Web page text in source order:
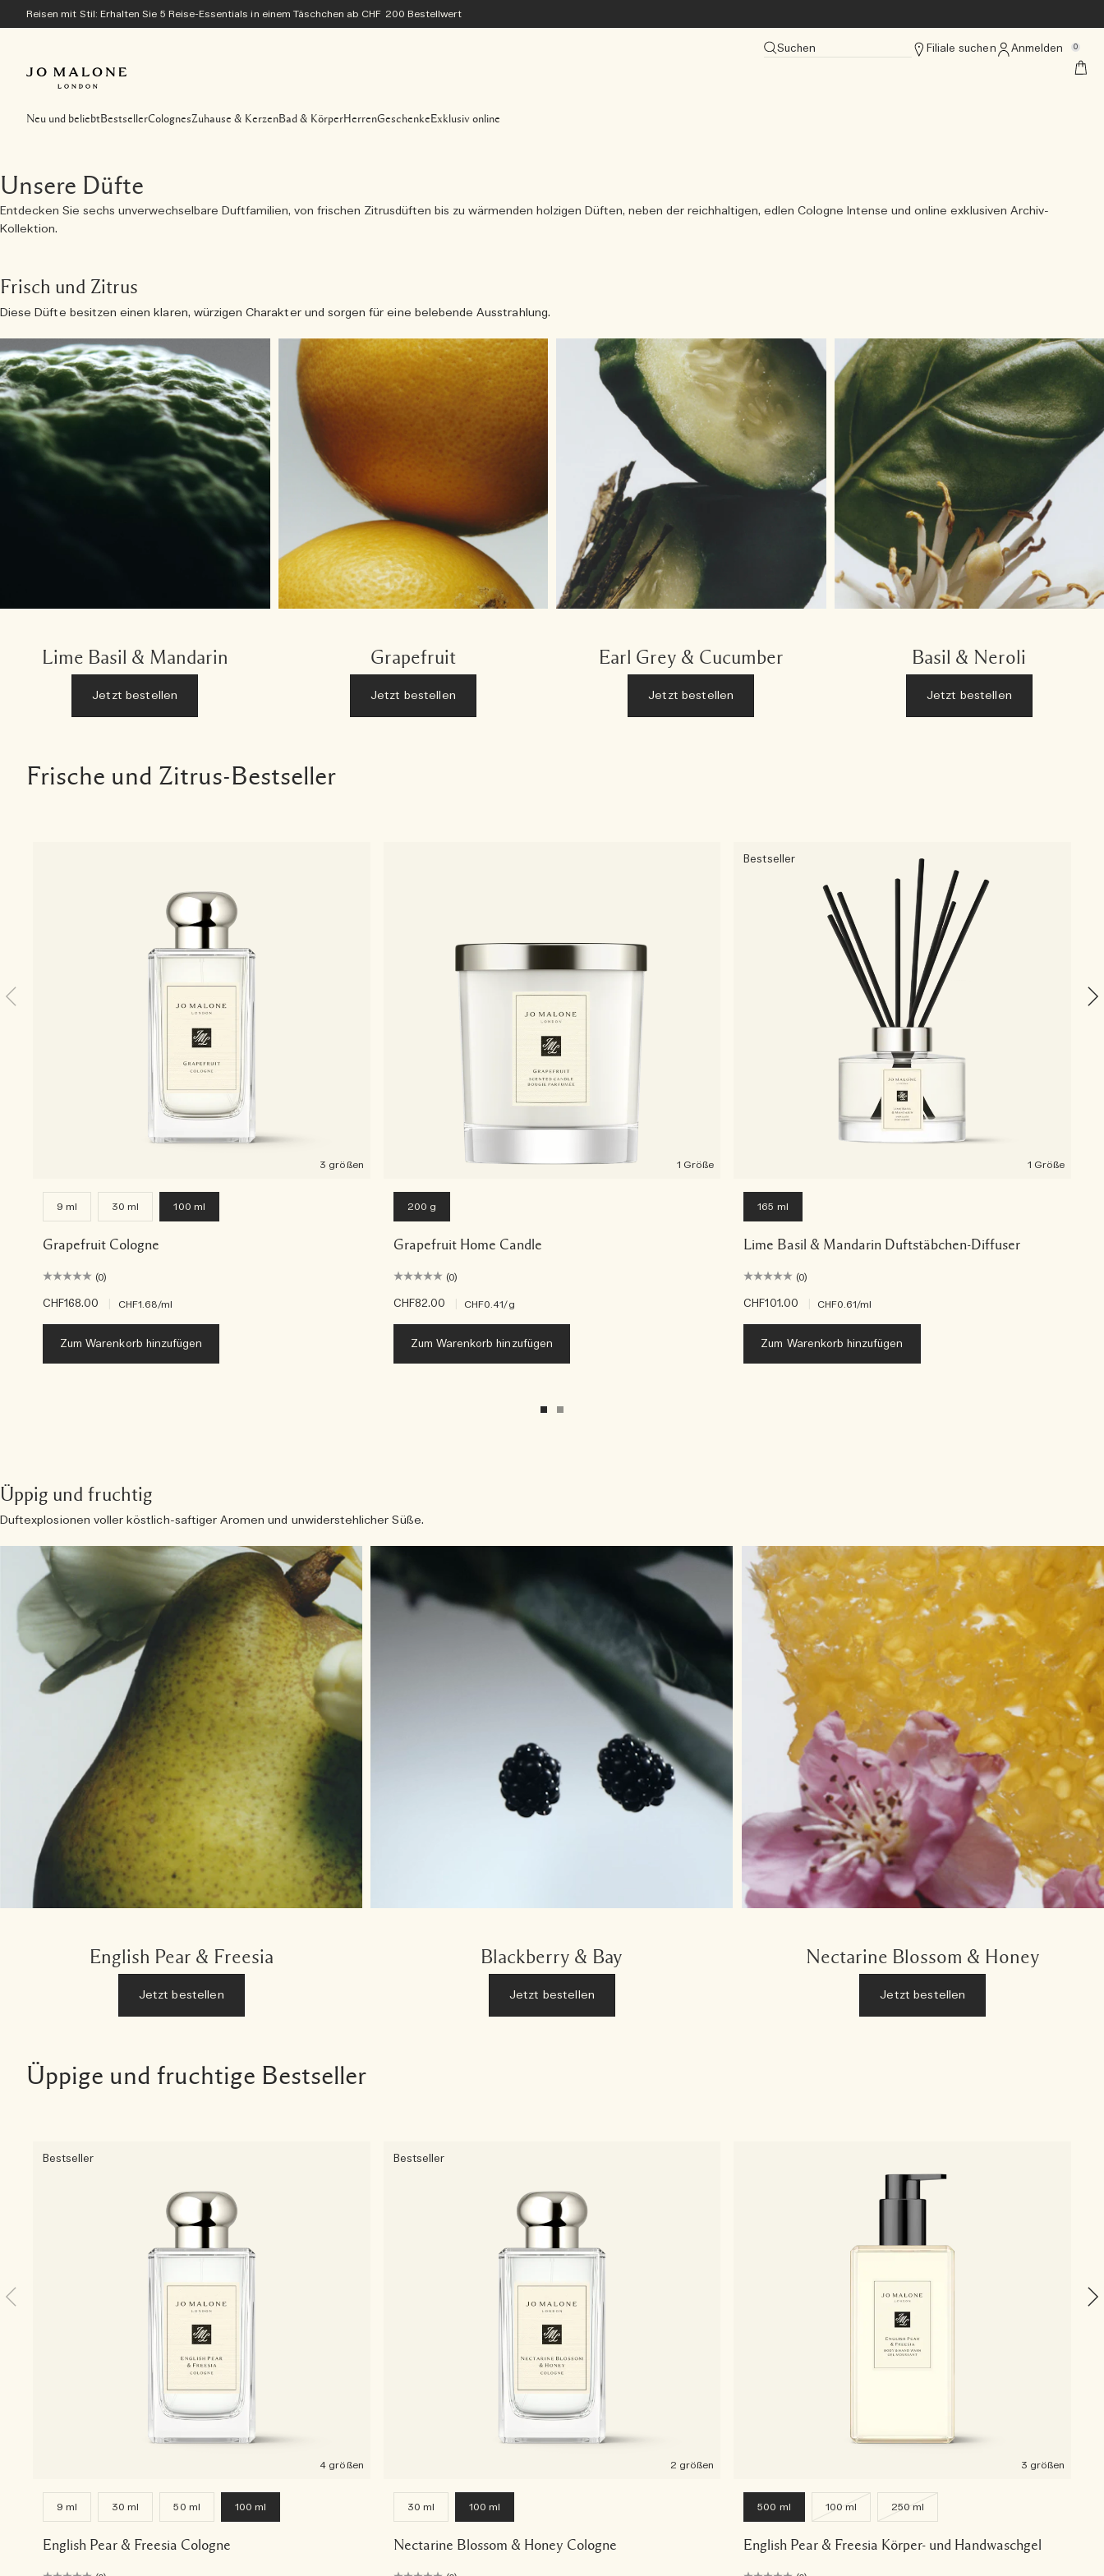
Reisen mit Stil: Erhalten Sie 5 Reise-Essentials in einem Täschchen ab CHF 200 Bestellwert
Suchen Filiale suchen Anmelden 0
Neu und beliebtBestsellerColognesZuhause & KerzenBad & KörperHerrenGeschenke Exklusiv online
Unsere Düfte
Entdecken Sie sechs unverwechselbare Duftfamilien, von frischen Zitrusdüften bis zu wärmenden holzigen Düften, neben der reichhaltigen, edlen Cologne Intense und online exklusiven Archiv-
Kollektion.
Frisch und Zitrus
Diese Düfte besitzen einen klaren, würzigen Charakter und sorgen für eine belebende Ausstrahlung.
Lime Basil & Mandarin
Jetzt bestellen
Grapefruit
Jetzt bestellen
Earl Grey & Cucumber
Jetzt bestellen
Basil & Neroli
Jetzt bestellen
Frische und Zitrus-Bestseller
3 größen
9 ml 30 ml 100 ml
Grapefruit Cologne
(0)
CHF168.00 CHF1.68/ml
Zum Warenkorb hinzufügen
1 Größe
200 g
Grapefruit Home Candle
(0)
CHF82.00 CHF0.41/g
Zum Warenkorb hinzufügen
Bestseller
1 Größe
165 ml
Lime Basil & Mandarin Duftstäbchen-Diffuser
(0)
CHF101.00 CHF0.61/ml
Zum Warenkorb hinzufügen
Üppig und fruchtig
Duftexplosionen voller köstlich-saftiger Aromen und unwiderstehlicher Süße.
English Pear & Freesia
Jetzt bestellen
Blackberry & Bay
Jetzt bestellen
Nectarine Blossom & Honey
Jetzt bestellen
Üppige und fruchtige Bestseller
Bestseller
4 größen
9 ml 30 ml 50 ml 100 ml
English Pear & Freesia Cologne
Bestseller
2 größen
30 ml 100 ml
Nectarine Blossom & Honey Cologne
3 größen
500 ml 100 ml 250 ml
English Pear & Freesia Körper- und Handwaschgel